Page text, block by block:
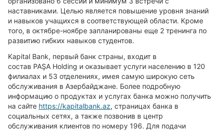
наставниками. Целью является повышение уровня знаний
и навыков учащихся в соответствующей области. Кроме
того, в октябре-ноябре запланированы еще 2 тренинга по
развитию гибких навыков студентов.
Kapital Bank, первый банк страны, входит в
состав PAŞA Holding и оказывает услуги населению в 120
филиалах и 53 отделениях, имея самую широкую сеть
обслуживания в Азербайджане. Более подробную
информацию о продуктах и услугах банка можно получить
на сайте https://kapitalbank.az, страницах банка в
социальных сетях, а также позвонив в центр
обслуживания клиентов по номеру 196. Для подачи